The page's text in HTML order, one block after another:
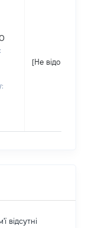
[Не відомо]
відсутні